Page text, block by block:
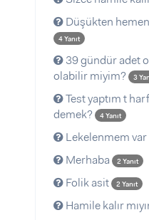
Düşükten
4 Yanıt
39 gündür adet
olabilir miyim?
3
Test yaptım t
demek?
4 Yanıt
Lekelenmem
Merhaba 2 Yanıt
Folik asit 2 Yanıt
Hamile kalır